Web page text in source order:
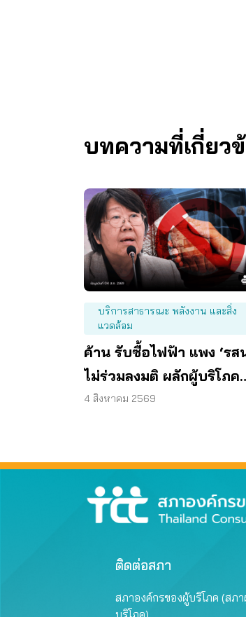
บทความที่เกี่ยว
บริการสาธารณะ พลังงาน และสิ่ง
แวดล้อม
ค้าน รับซื้อไฟฟ้า แพง ‘รส
ไม่ร่วมลงมติ ผลักผู้บริโภค
“แบก”
4 สิงหาคม 2569
ติดต่อสภา
สภาองค์กรของผู้บริโภค (สภ